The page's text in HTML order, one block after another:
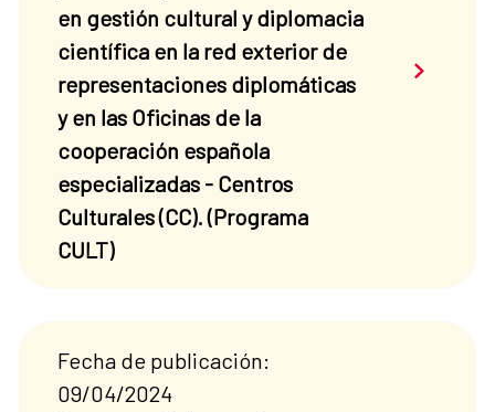
en gestión cultural y diplomacia
científica en la red exterior de
representaciones diplomáticas
y en las Oficinas de la
cooperación española
especializadas - Centros
Culturales (CC). (Programa
CULT)
Saber
Fecha de publicación:
09/04/2024